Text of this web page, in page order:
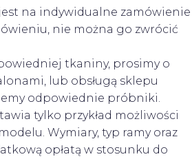
na indywidualne zamówienie
nie można go zwrócić
tkaniny, prosimy o
lub obsługą sklepu
odpowiednie próbniki.
tylko przykład możliwości
Wymiary, typ ramy oraz
opłatą w stosunku do